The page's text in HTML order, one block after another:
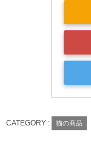
CATEGORY : 猫の商品